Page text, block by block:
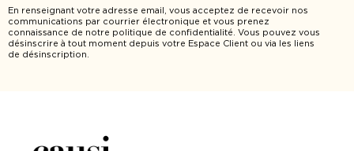
En renseignant votre adresse email, vous acceptez de recevoir nos
communications par courrier électronique et vous prenez
connaissance de notre politique de confidentialité. Vous pouvez vous
désinscrire à tout moment depuis votre Espace Client ou via les liens
de désinscription.